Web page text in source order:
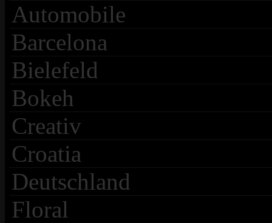
Automobile
Barcelona
Bielefeld
Bokeh
Creativ
Croatia
Deutschland
Floral